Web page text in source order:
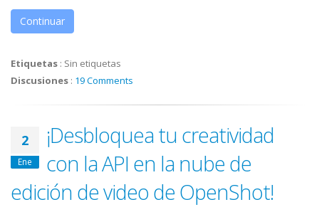
Continuar
Etiquetas : Sin etiquetas
Discusiones : 19 Comments
2
Ene
¡Desbloquea tu creatividad
con la API en la nube de
edición de video de OpenShot!